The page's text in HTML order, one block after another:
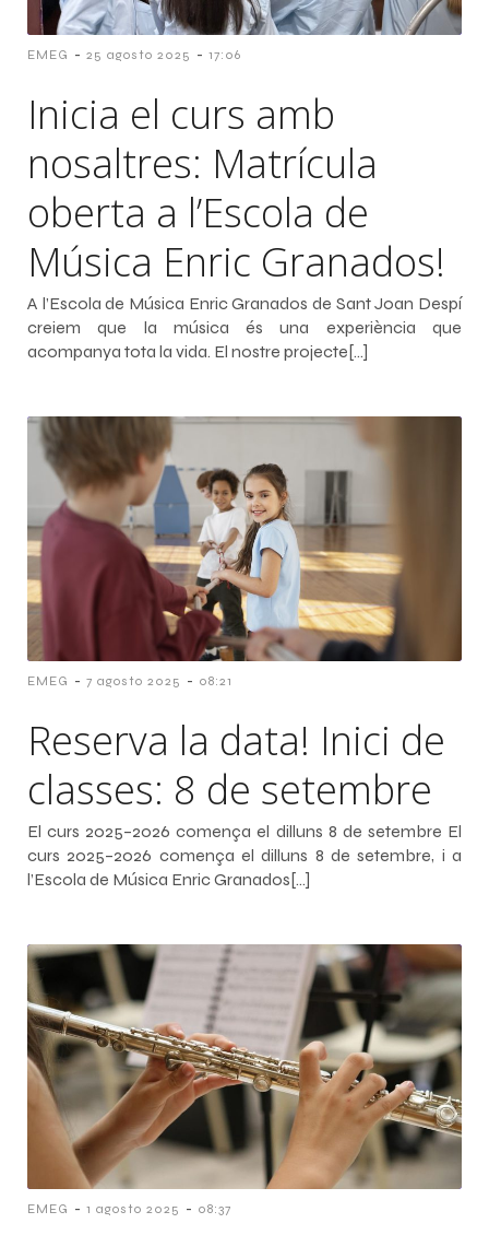
EMEG - 25 agosto 2025 - 17:06
Inicia el curs amb
nosaltres: Matrícula
oberta a l’Escola de
Música Enric Granados!
A l’Escola de Música Enric Granados de Sant Joan Despí
creiem que la música és una experiència que
acompanya tota la vida. El nostre projecte[…]
EMEG - 7 agosto 2025 - 08:21
Reserva la data! Inici de
classes: 8 de setembre
El curs 2025–2026 comença el dilluns 8 de setembre El
curs 2025–2026 comença el dilluns 8 de setembre, i a
l’Escola de Música Enric Granados[…]
EMEG - 1 agosto 2025 - 08:37